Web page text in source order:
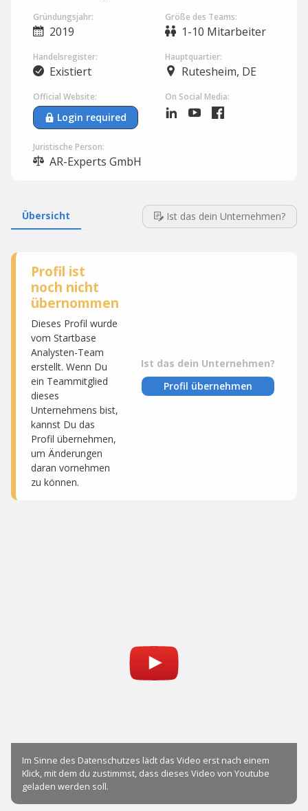
Gründungsjahr:
2019
Größe des Teams:
1-10 Mitarbeiter
Handelsregister:
Existiert
Hauptquartier:
Rutesheim, DE
Official Website:
Login required
On Social Media:
Juristische Person:
AR-Experts GmbH
Übersicht Ist das dein Unternehmen?
Profil ist
noch nicht
übernommen
Dieses Profil wurde
vom Startbase
Analysten-Team
erstellt. Wenn Du
ein Teammitglied
dieses
Unternehmens bist,
kannst Du das
Profil übernehmen,
um Änderungen
daran vornehmen
zu können.
Ist das dein Unternehmen?
Profil übernehmen